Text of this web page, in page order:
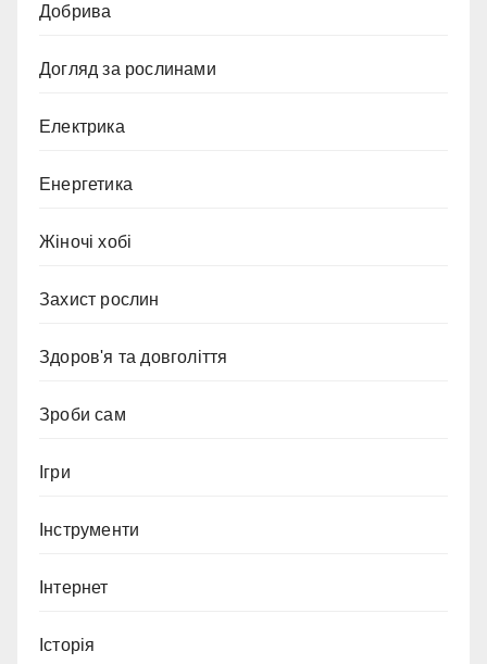
Добрива
Догляд за рослинами
Електрика
Енергетика
Жіночі хобі
Захист рослин
Здоров'я та довголіття
Зроби сам
Ігри
Інструменти
Інтернет
Історія